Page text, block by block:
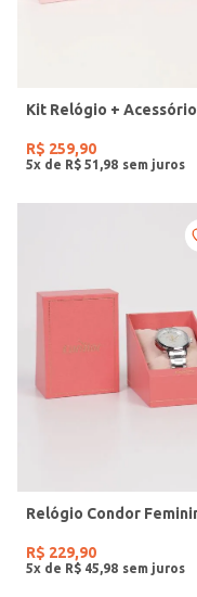
R$ 259,90
5x de R$ 51 98
R$ 229,90
5x de R$ 45 98